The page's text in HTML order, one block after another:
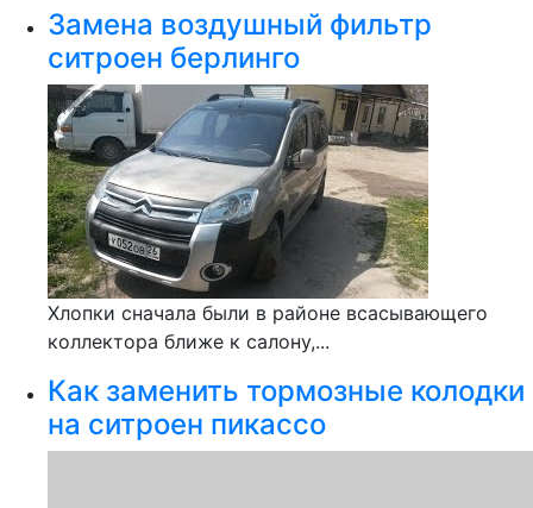
Замена воздушный фильтр
ситроен берлинго
Хлопки сначала были в районе всасывающего
коллектора ближе к салону,...
Как заменить тормозные колодки
на ситроен пикассо